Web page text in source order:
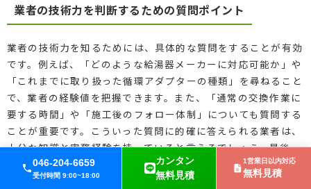
046-204-6659
受付時間 9:00~18:00
カンタン
無料見積
1営業日以内対応
無料見積
業者の技術力を判断するための質問ポイント
業者の技術力を知るためには、具体的な質問をすることが有効
です。例えば、「どのような給湯器メーカーに対応可能か」や
「これまでに取り扱った循環アダプターの種類」を尋ねること
で、業者の経験値を把握できます。また、「通常の交換作業に
要する時間」や「施工後のフォロー体制」についても質問する
ことが重要です。こういった質問に的確に答えられる業者は、
十分な知識と実務経験を持っていると言えるでしょう。最後
に、業者が提供する保証内容についても詳しく聞くことで、技
術力と責任感を測る手助けとなります。